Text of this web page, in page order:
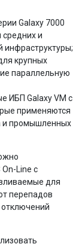
Galaxy 7000
и
инфраструктуры;
крупных
параллельную
ИБП Galaxy VM с
применяются
и промышленных
Line с
для
перепадов